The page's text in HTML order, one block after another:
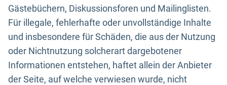
Gästebüchern, Diskussionsforen und Mailinglisten.
Für illegale, fehlerhafte oder unvollständige Inhalte
und insbesondere für Schäden, die aus der Nutzung
oder Nichtnutzung solcherart dargebotener
Informationen entstehen, haftet allein der Anbieter
der Seite, auf welche verwiesen wurde, nicht